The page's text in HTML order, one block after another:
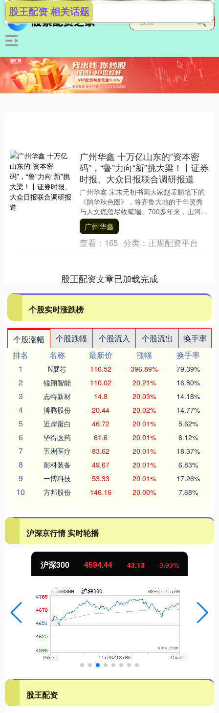
股王配资 相关话题
广州华鑫 十万亿山东的“资本密
码”，“鲁”力向“新”挑大梁！丨证券
时报、大众日报联合调研报道
广州华鑫 宋末元初书画大家赵孟頫笔下的
《鹊华秋色图》，将齐鲁大地的千年灵秀
与人文底蕴尽收笔端。700多年来，山河巨
变，万象更新。如今，鹊华揽秀的神韵，
正焕发出新....
广州华鑫
查看： 165 分类： 正规配资平台
股王配资文章已加载完成
个股实时涨跌榜
个股涨幅 个股跌幅 个股流入 个股流出
换手率
排名
名称 最新价 涨幅
换手率
1
N展芯 116.52 396.89% 79.39%
2 锐翔智能 110.02 20.21% 16.80%
3 志特新材 14.8 20.03% 14.18%
4 博腾股份 20.44 20.02% 14.77%
5 近岸蛋白 46.72 20.01% 5.62%
6 毕得医药 61.6 20.01% 6.12%
7 五洲医疗 83.62 20.01% 18.37%
8 耐科装备 49.67 20.01% 6.83%
9 一博科技 53.33 20.01% 17.26%
10 方邦股份 146.16 20.00% 7.68%
沪深京行情 实时轮播
沪深300 4694.44 43.13 0.93%
股王配资